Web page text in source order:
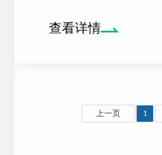
审，单个项目支持
平。单个机构奖励
查看详情
上一页 1